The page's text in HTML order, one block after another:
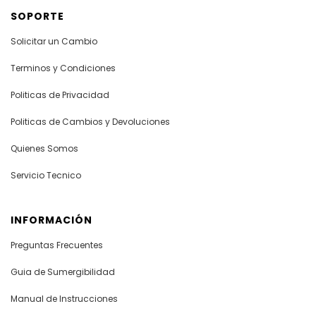
SOPORTE
Solicitar un Cambio
Terminos y Condiciones
Politicas de Privacidad
Politicas de Cambios y Devoluciones
Quienes Somos
Servicio Tecnico
INFORMACIÓN
Preguntas Frecuentes
Guia de Sumergibilidad
Manual de Instrucciones